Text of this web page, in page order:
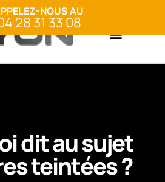
dit au sujet
teintées ?
NOUS AU
28 31 33 08